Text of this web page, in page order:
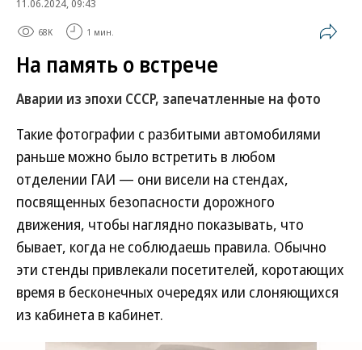
11.06.2024, 09:43
68K 1 мин.
На память о встрече
Аварии из эпохи СССР, запечатленные на фото
Такие фотографии с разбитыми автомобилями
раньше можно было встретить в любом
отделении ГАИ — они висели на стендах,
посвященных безопасности дорожного
движения, чтобы наглядно показывать, что
бывает, когда не соблюдаешь правила. Обычно
эти стенды привлекали посетителей, коротающих
время в бесконечных очередях или слоняющихся
из кабинета в кабинет.